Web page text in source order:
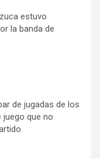
estuvo
la banda de
de jugadas de los
que no